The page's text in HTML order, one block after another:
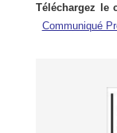
Téléchargez le
Communiqué